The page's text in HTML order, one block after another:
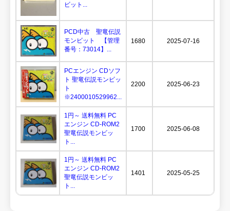
ビット...
PCD中古 聖竜伝説
モンビット 【管理
番号：73014】...
1680 2025-07-16
PCエンジン CDソフ
ト 聖竜伝説モンビッ
ト
※2400010529962...
2200 2025-06-23
1円～ 送料無料 PC
エンジン CD-ROM2
聖竜伝説モンビッ
ト...
1700 2025-06-08
1円～ 送料無料 PC
エンジン CD-ROM2
聖竜伝説モンビッ
ト...
1401 2025-05-25